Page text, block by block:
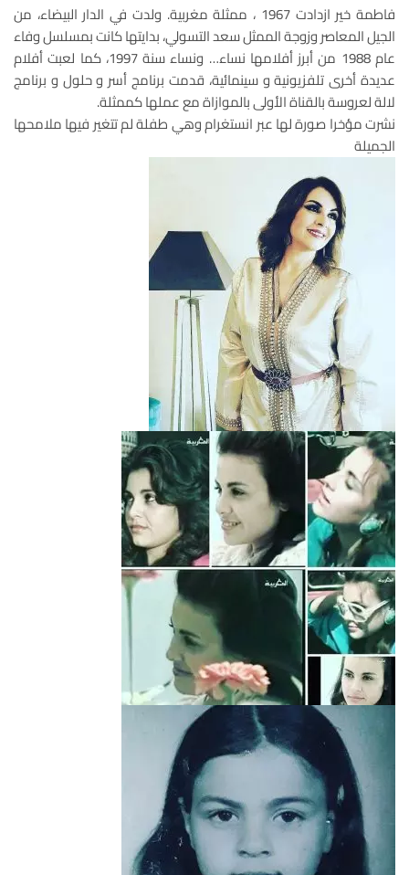
فاطمة خير ازدادت 1967 ، ممثلة مغربية. ولدت في الدار البيضاء، من
الجيل المعاصر وزوجة الممثل سعد التسولي، بدايتها كانت بمسلسل وفاء
عام 1988 من أبرز أفلامها نساء… ونساء سنة 1997، كما لعبت أفلام
عديدة أخرى تلفزيونية و سينمائية، قدمت برنامج أسر و حلول و برنامج
لالة لعروسة بالقناة الأولى بالموازاة مع عملها كممثلة.
نشرت مؤخرا صورةلها عبر انستغرام وهي طفلة لم تتغير فيها ملامحها
الجميلة